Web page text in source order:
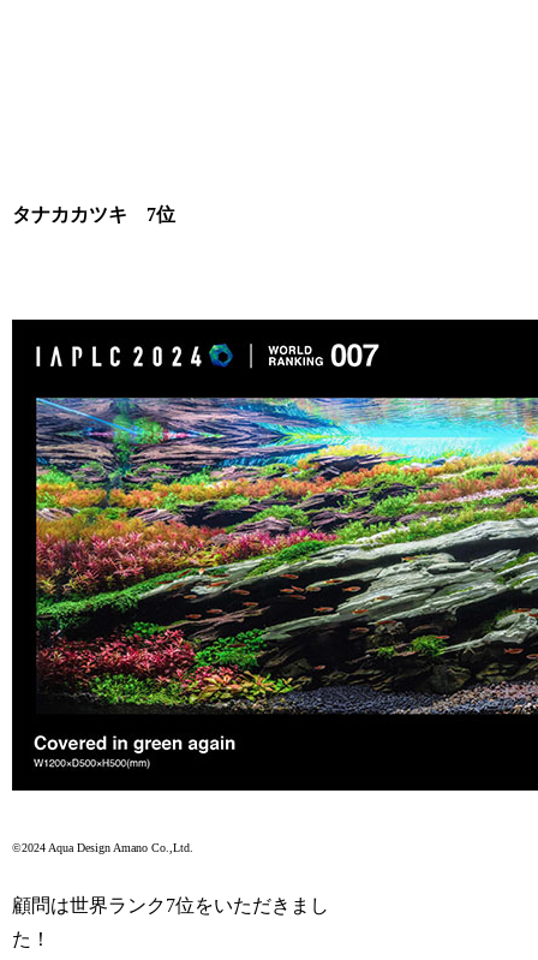
タナカカツキ 7位
©2024 Aqua Design Amano Co.,Ltd.
顧問は世界ランク7位をいただきまし
た！